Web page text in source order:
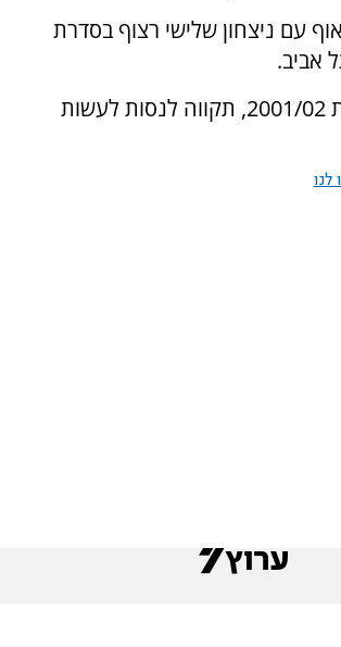
עם ניצחון שלישי רצוף בסדרת
אביב.
רמת גן שניצחה רק משחק פלייאוף אחד בהיסטוריה בבירה, בעונת 2001/02, תקווה לנסות לעשות